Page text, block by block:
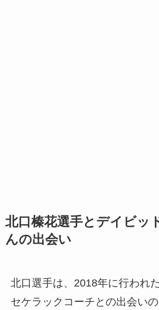
北口榛花選手とデイビッ
んの出会い
北口選手は、2018年に行われ
セケラックコーチとの出会い